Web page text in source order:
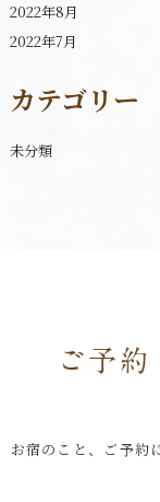
2022年8月
2022年7月
カテゴリー
未分類
お宿のこと、ご予約